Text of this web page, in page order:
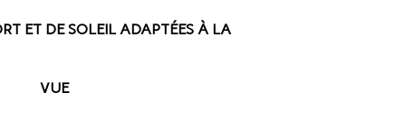
ET DE SOLEIL ADAPTÉES À LA
VUE